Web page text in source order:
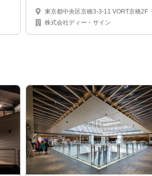
東京都中央区京橋3-3-11 VORT京橋2F
株式会社ディー・サイン